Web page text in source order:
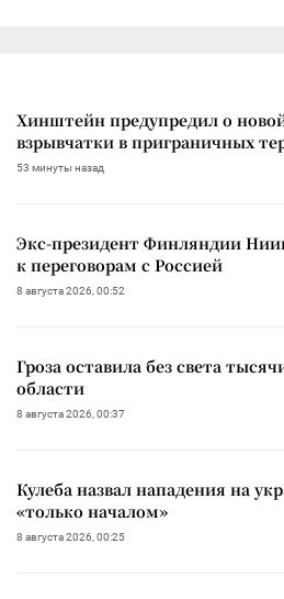
Хинштейн предупредил о
взрывчатки в приграничных
53 минуты назад
Экс-президент Финляндии
к переговорам с Россией
8 августа 2026, 00:52
Гроза оставила без света
области
8 августа 2026, 00:37
Кулеба назвал нападения на
«только началом»
8 августа 2026, 00:25